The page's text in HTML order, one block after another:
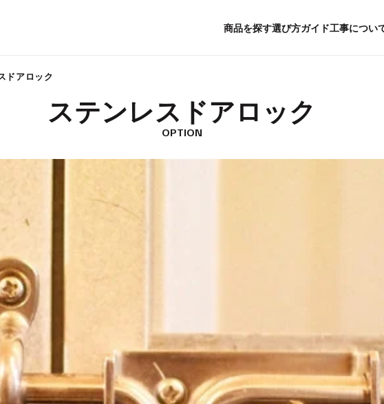
商品を探す選び方ガイド工事につい
ドアロック
ステンレスドアロック
OPTION